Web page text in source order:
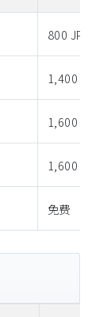
800 JPY
1,400
1,600
1,600
免费